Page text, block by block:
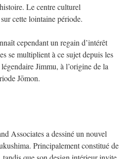
Le centre culturel
cette lointaine période.
cependant un regain d’intérêt
se multiplient à ce sujet depuis les
Jimmu, à l’origine de la
Jōmon.
Associates a dessiné un nouvel
Principalement constitué de